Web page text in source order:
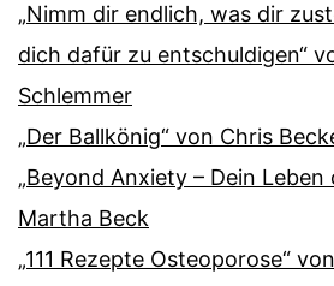
„Nimm dir endlich, was dir
dich dafür zu entschuldigen“
Schlemmer
„Der Ballkönig“ von Chris
„Beyond Anxiety – Dein Leben
Martha Beck
„111 Rezepte Osteoporose“